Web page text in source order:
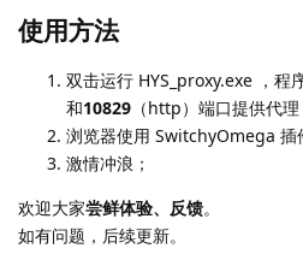
使用方法
双击运行 HYS_proxy.exe ，程
和10829 （http）端口提供代理
浏览器使用 SwitchyOmega 插
激情冲浪；
欢迎大家尝鲜体验、反馈。
如有问题，后续更新。